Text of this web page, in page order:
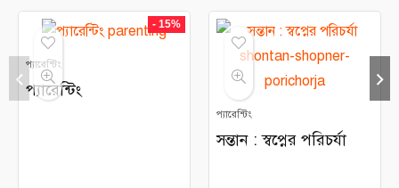
- 15%
প্যারেন্টিং
প্যারেন্টিং
প্যারেন্টিং
সন্তান : স্বপ্নের পরিচর্যা